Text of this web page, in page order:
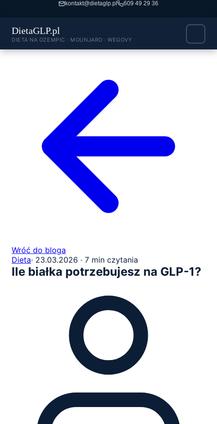
kontakt@dietaglp.pl 609 49 29 36
DietaGLP.pl
DIETA NA OZEMPIC · MOUNJARO · WEGOVY
Wróć do bloga
Dieta· 23.03.2026 · 7 min czytania
Ile białka potrzebujesz na GLP-1?